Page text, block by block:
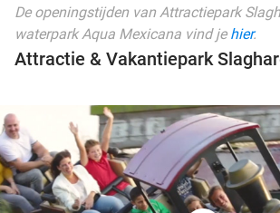
De openingstijden van Attractiepark
waterpark Aqua Mexicana vind je hier.
Attractie & Vakantiepark